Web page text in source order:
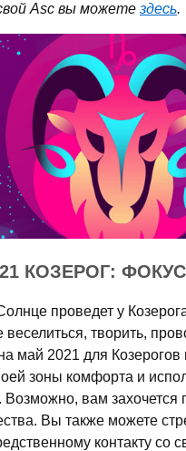
Asc вы можете здесь.
КОЗЕРОГ:
проведет у
творить,
май 2021 для
зоны комфорта и
вам захочется
Вы также можете
контакту со